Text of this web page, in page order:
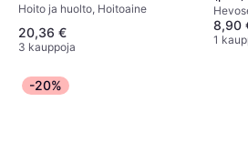
Hoito ja huolto, Hoitoaine
20,36 €
3 kauppoja
8,90
1
-20%